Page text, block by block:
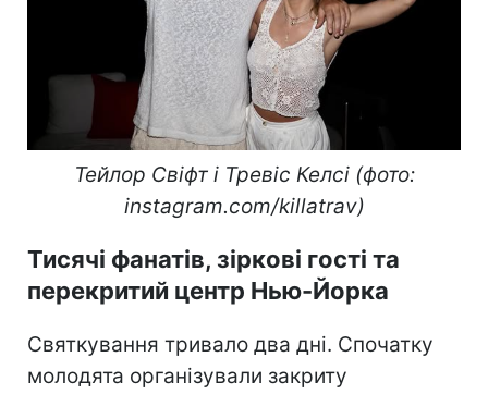
Тейлор Свіфт і Тревіс Келсі (фото:
instagram.com/killatrav)
Тисячі фанатів, зіркові гості та
перекритий центр Нью-Йорка
Святкування тривало два дні. Спочатку
молодята організували закриту